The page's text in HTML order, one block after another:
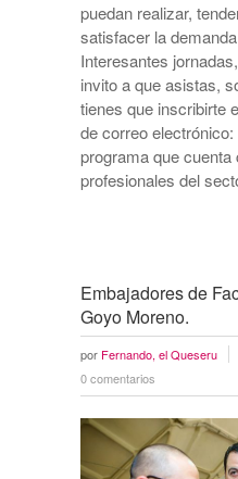
puedan realizar,
satisfacer la
Interesantes
invito a que asistas,
tienes que inscribirte
de correo
programa que cuenta
profesionales del
Embajadores de
Goyo Moreno.
por Fernando, el Queseru
0 comentarios